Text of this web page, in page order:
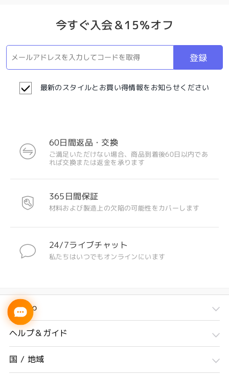
今すぐ入会＆15％オフ
登録
最新のスタイルとお買い得情報をお知らせください
60日間返品・交換
ご満足いただけない場合、商品到着後60日以内であ
れば交換または返金を承ります
365日間保証
材料および製造上の欠陥の可能性をカバーします
24/7ライブチャット
私たちはいつでもオンラインにいます
Firmoo
ヘルプ＆ガイド
国 / 地域